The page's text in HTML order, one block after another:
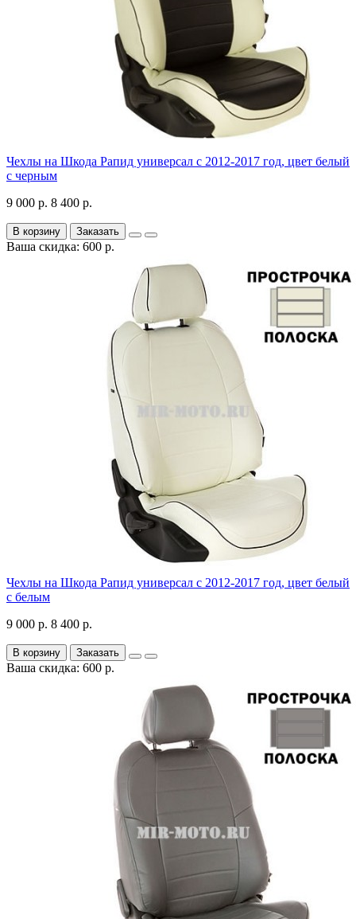
Чехлы на Шкода Рапид универсал с 2012-2017 год, цвет белый
с черным
9 000 р. 8 400 р.
В корзину Заказать
Ваша скидка: 600 р.
Чехлы на Шкода Рапид универсал с 2012-2017 год, цвет белый
с белым
9 000 р. 8 400 р.
В корзину Заказать
Ваша скидка: 600 р.